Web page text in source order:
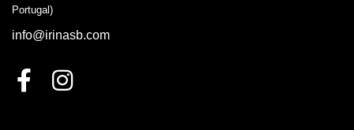
Portugal)
info@irinasb.com